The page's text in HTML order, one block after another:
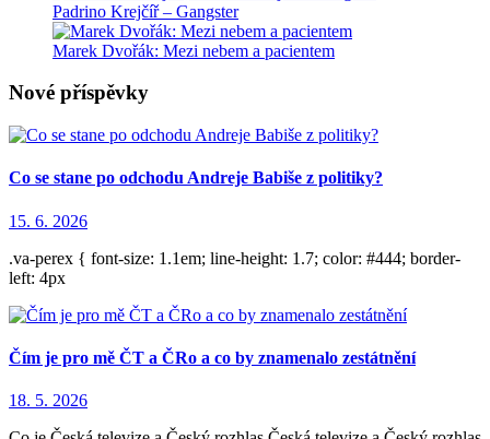
Padrino Krejčíř – Gangster
Marek Dvořák: Mezi nebem a pacientem
Nové příspěvky
Co se stane po odchodu Andreje Babiše z politiky?
15. 6. 2026
.va-perex { font-size: 1.1em; line-height: 1.7; color: #444; border-
left: 4px
Čím je pro mě ČT a ČRo a co by znamenalo zestátnění
18. 5. 2026